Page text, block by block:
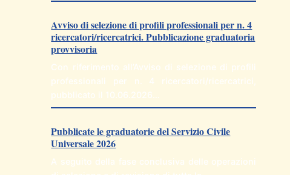
Avviso di selezione di profili professionali per n. 4
ricercatori/ricercatrici. Pubblicazione graduatoria
provvisoria
Con riferimento all’Avviso di selezione di profili
professionali per n. 4 ricercatori/ricercatrici,
pubblicato il 10.06.2026…
Pubblicate le graduatorie del Servizio Civile
Universale 2026
A seguito della fase conclusiva delle operazioni